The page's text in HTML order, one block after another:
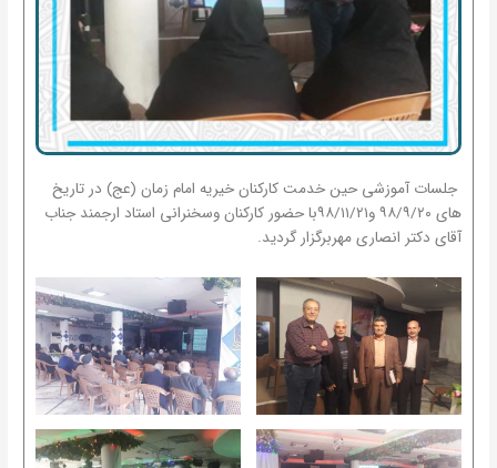
جلسات آموزشی حین خدمت کارکنان خیریه امام زمان (عج) در تاریخ
های ۹۸/۹/۲۰ و۹۸/۱۱/۲۱با حضور کارکنان وسخنرانی استاد ارجمند جناب
آقای دکتر انصاری مهربرگزار گردید.